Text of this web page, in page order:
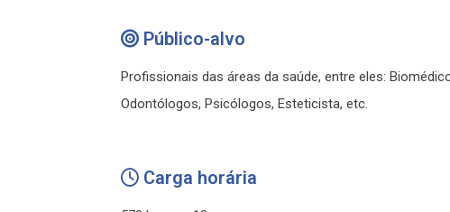
Público-alvo
Profissionais das áreas da saúde, entre eles:
Odontólogos, Psicólogos, Esteticista, etc.
Carga horária